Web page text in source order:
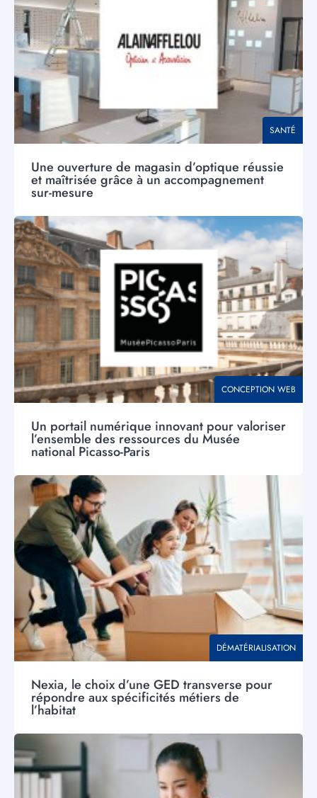
SANTÉ
Une ouverture de magasin d’optique réussie
et maîtrisée grâce à un accompagnement
sur-mesure
Visuel
principal
THÉMATIQUE
CONCEPTION WEB
Un portail numérique innovant pour valoriser
l’ensemble des ressources du Musée
national Picasso-Paris
Visuel
principal
THÉMATIQUE
DÉMATÉRIALISATION
Nexia, le choix d’une GED transverse pour
répondre aux spécificités métiers de
l’habitat
Visuel
principal